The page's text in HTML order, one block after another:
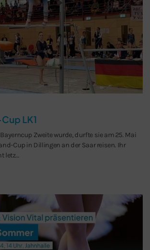
LK1
Zweite wurde, durfte sie am 25. Mai
Cup in Dillingen an der Saar reisen. Ihr
letz…